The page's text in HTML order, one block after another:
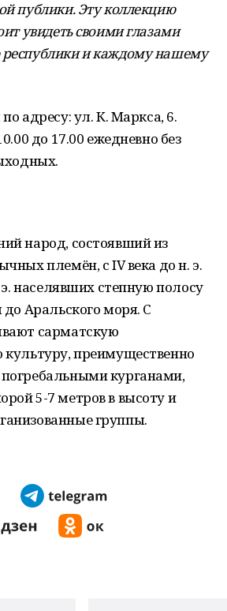
публики. Эту коллекцию
увидеть своими глазами
и каждому нашему
адресу: ул. К. Маркса, 6.
до 17.00 ежедневно без
народ, состоявший из
племён, с IV века до н. э.
населявших степную полосу
Аральского моря. С
сарматскую
культуру, преимущественно
курганами,
5-7 метров в высоту и
группы.